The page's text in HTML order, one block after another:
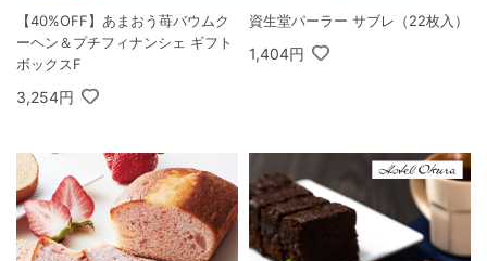
【40%OFF】あまおう苺バウムク
ーヘン＆プチフィナンシェ ギフト
ボックスF
3,254円
資生堂パーラー サブレ（22枚入）
1,404円